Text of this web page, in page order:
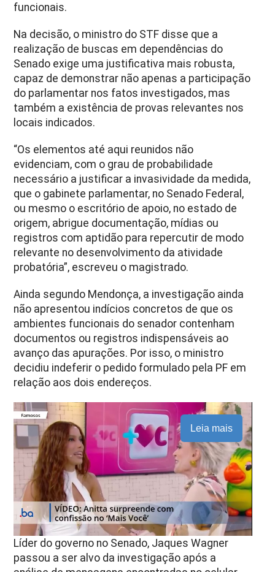
funcionais.
Na decisão, o ministro do STF disse que a
realização de buscas em dependências do
Senado exige uma justificativa mais robusta,
capaz de demonstrar não apenas a participação
do parlamentar nos fatos investigados, mas
também a existência de provas relevantes nos
locais indicados.
“Os elementos até aqui reunidos não
evidenciam, com o grau de probabilidade
necessário a justificar a invasividade da medida,
que o gabinete parlamentar, no Senado Federal,
ou mesmo o escritório de apoio, no estado de
origem, abrigue documentação, mídias ou
registros com aptidão para repercutir de modo
relevante no desenvolvimento da atividade
probatória”, escreveu o magistrado.
Ainda segundo Mendonça, a investigação ainda
não apresentou indícios concretos de que os
ambientes funcionais do senador contenham
documentos ou registros indispensáveis ao
avanço das apurações. Por isso, o ministro
decidiu indeferir o pedido formulado pela PF em
relação aos dois endereços.
Leia mais
Líder do governo no Senado, Jaques Wagner
passou a ser alvo da investigação após a